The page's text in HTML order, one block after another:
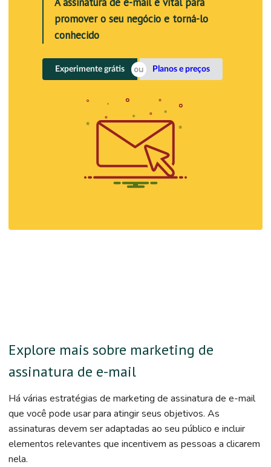
promover o seu negócio e torná-lo
conhecido
Experimente grátis Planos e preços
Explore mais sobre marketing de
assinatura de e-mail
Há várias estratégias de marketing de assinatura de e-mail
que você pode usar para atingir seus objetivos. As
assinaturas devem ser adaptadas ao seu público e incluir
elementos relevantes que incentivem as pessoas a clicarem
nela.